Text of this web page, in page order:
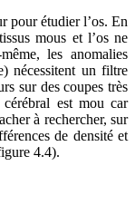
pour étudier l’os. En
mous et l’os ne
les anomalies
nécessitent un filtre
sur des coupes très
est mou car
à rechercher, sur
de densité et
4.4).